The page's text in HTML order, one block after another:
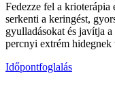
Fedezze fel a krioterápia
serkenti a keringést,
gyulladásokat és javítja
percnyi extrém hidegnek
Időpontfoglalás